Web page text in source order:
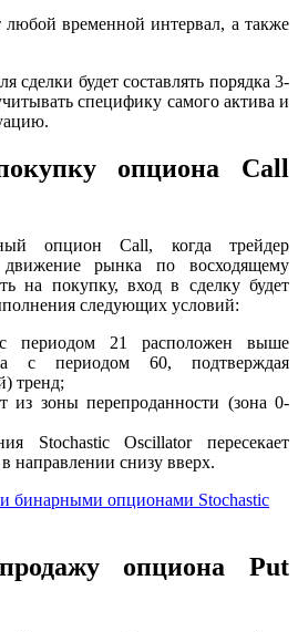
любой временной интервал, а также
сделки будет составлять порядка 3-
специфику самого актива и
опциона Call
опцион Call, когда трейдер
движение рынка по восходящему
на покупку, вход в сделку будет
следующих условий:
периодом 21 расположен выше
с периодом 60, подтверждая
тренд;
из зоны перепроданности (зона 0-
Stochastic Oscillator пересекает
направлении снизу вверх.
опциона Put